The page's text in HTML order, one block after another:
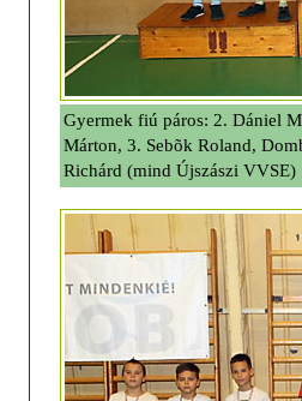
Gyermek fiú páros: 2. Dániel
Márton, 3. Sebõk Roland,
Richárd (mind Újszászi VVSE)